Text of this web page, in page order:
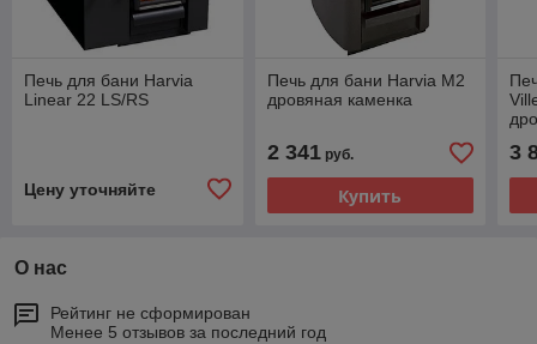
Печь для бани Harvia
Linear 22 LS/RS
Цену уточняйте
Печь для бани Harvia M2
дровяная каменка
2 341руб.
Купить
3
О нас
Рейтинг не сформирован
Менее 5 отзывов за последний год